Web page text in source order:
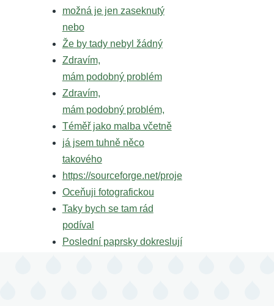
možná je jen zaseknutý
nebo
Že by tady nebyl žádný
Zdravím,
mám podobný problém
Zdravím,
mám podobný problém,
Téměř jako malba včetně
já jsem tuhně něco
takového
https://sourceforge.net/proje
Oceňuji fotografickou
Taky bych se tam rád
podíval
Poslední paprsky dokreslují